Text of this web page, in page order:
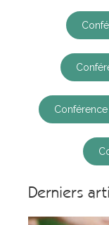
Derniers